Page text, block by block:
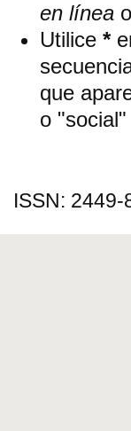
en línea o
Utilice *
que
o "social"
ISSN: 2449-